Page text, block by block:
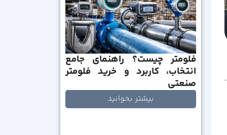
فلومتر چیست؟ راهنمای جامع
انتخاب، کاربرد و خرید فلومتر
صنعتی
بیشتر بخوانید